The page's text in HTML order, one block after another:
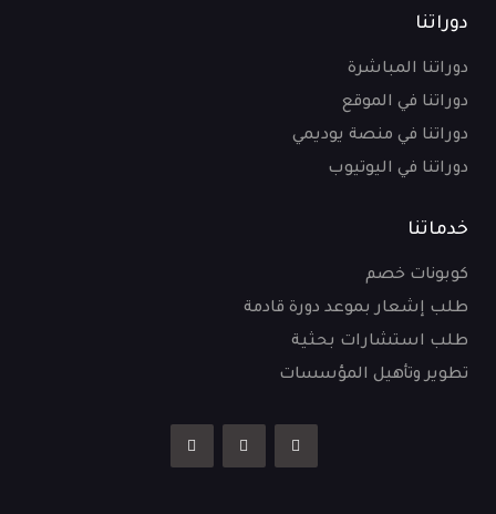
دوراتنا
دوراتنا المباشرة
دوراتنا في الموقع
دوراتنا في منصة يوديمي
دوراتنا في اليوتيوب
خدماتنا
كوبونات خصم
طلب إشعار بموعد دورة قادمة
طلب استشارات بحثية
تطوير وتأهيل المؤسسات